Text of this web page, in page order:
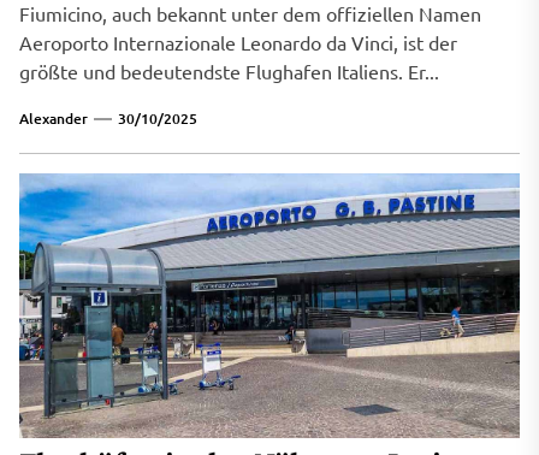
Fiumicino, auch bekannt unter dem offiziellen Namen
Aeroporto Internazionale Leonardo da Vinci, ist der
größte und bedeutendste Flughafen Italiens. Er...
Alexander 30/10/2025